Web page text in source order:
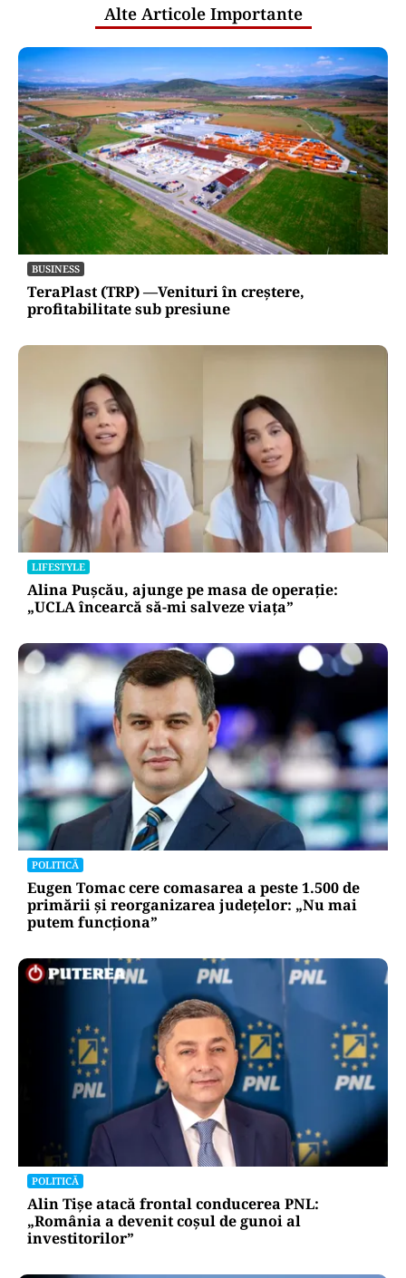
Alte Articole Importante
BUSINESS
TeraPlast (TRP) —Venituri în creștere,
profitabilitate sub presiune
LIFESTYLE
Alina Pușcău, ajunge pe masa de operație:
„UCLA încearcă să-mi salveze viața”
POLITICĂ
Eugen Tomac cere comasarea a peste 1.500 de
primării și reorganizarea județelor: „Nu mai
putem funcționa”
POLITICĂ
Alin Tișe atacă frontal conducerea PNL:
„România a devenit coșul de gunoi al
investitorilor”